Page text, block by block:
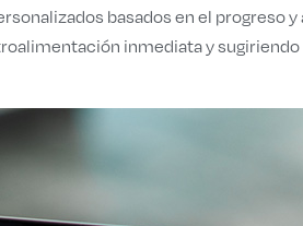
basados en el progreso y
inmediata y sugiriendo